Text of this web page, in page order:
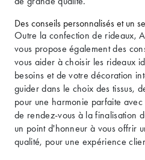
Des conseils personnalisés et un
Outre la confection de rideaux,
vous propose également des
vous aider à choisir les rideaux
besoins et de votre décoration
guider dans le choix des tissus,
pour une harmonie parfaite
de rendez-vous à la finalisation
un point d'honneur à vous offrir
qualité, pour une expérience